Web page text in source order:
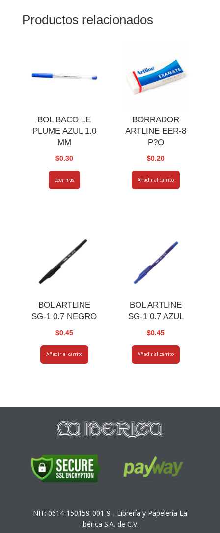
HOJAS
Productos relacionados
BOL BACO LE
PLUME AZUL 1.0
MM
$0.30
Leer más
BORRADOR
ARTLINE EER-8
P?O
$0.20
Añadir al carrito
BOL ARTLINE
SG-1 0.7 NEGRO
$0.45
Añadir al carrito
BOL ARTLINE
SG-1 0.7 AZUL
$0.45
Añadir al carrito
NIT: 0614-150159-001-9 - Librería y Papelería La
Ibérica S.A. de C.V.